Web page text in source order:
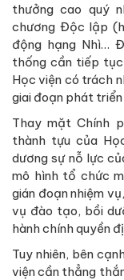
thưởng cao quý
chương Độc lập
động hạng Nhì…
thống cần tiếp
Học viện có trách
giai đoạn phát triển
Thay mặt Chính
thành tựu của
dương sự nỗ lực
mô hình tổ chức
gián đoạn nhiệm
vụ đào tạo, bồi
hành chính quyền
Tuy nhiên, bên
viện cần thẳng